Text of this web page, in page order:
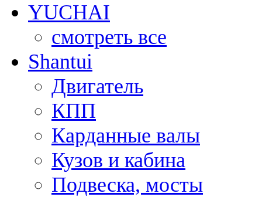
YUCHAI
смотреть все
Shantui
Двигатель
КПП
Карданные валы
Кузов и кабина
Подвеска, мосты